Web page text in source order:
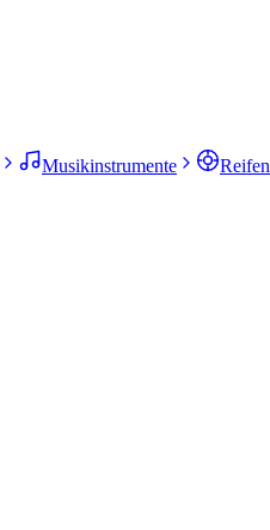
Musikinstrumente Reifen